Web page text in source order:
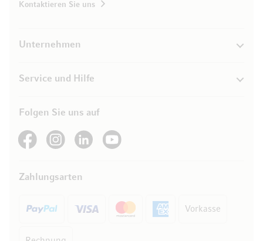
Kontaktieren Sie uns
Unternehmen
Service und Hilfe
Folgen Sie uns auf
See our FacebookSee our Instagram account
See our LinkedInSee our YouTube channel
Zahlungsarten
Vorkasse